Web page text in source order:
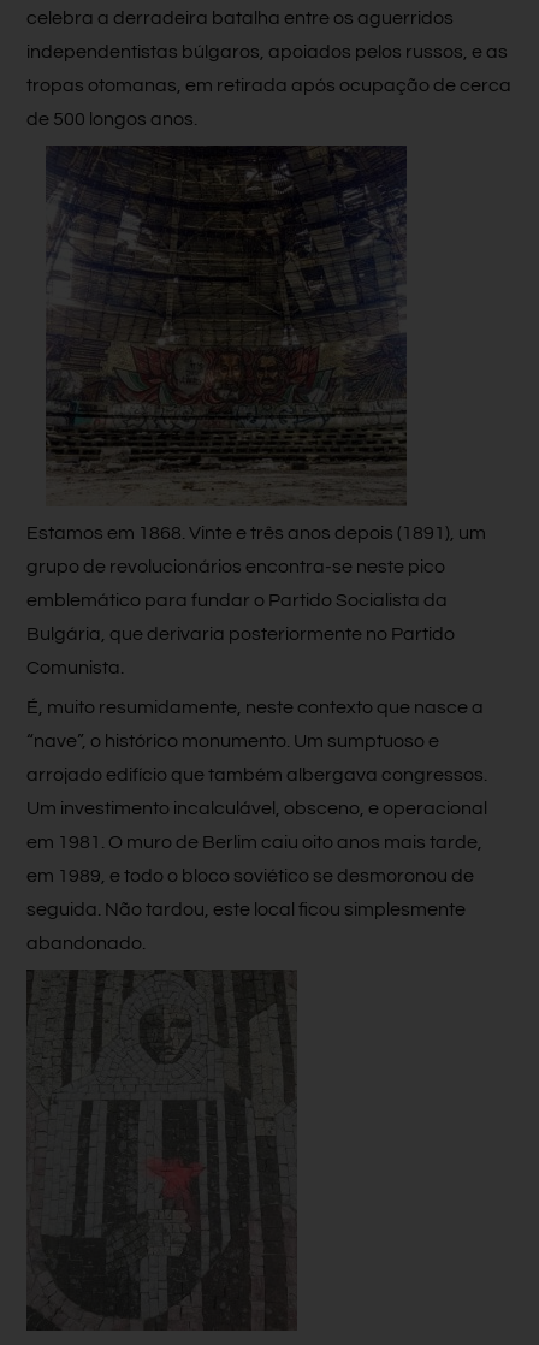
celebra a derradeira batalha entre os aguerridos
independentistas búlgaros, apoiados pelos russos, e as
tropas otomanas, em retirada após ocupação de cerca
de 500 longos anos.
Estamos em 1868. Vinte e três anos depois (1891), um
grupo de revolucionários encontra-se neste pico
emblemático para fundar o Partido Socialista da
Bulgária, que derivaria posteriormente no Partido
Comunista.
É, muito resumidamente, neste contexto que nasce a
“nave”, o histórico monumento. Um sumptuoso e
arrojado edifício que também albergava congressos.
Um investimento incalculável, obsceno, e operacional
em 1981. O muro de Berlim caiu oito anos mais tarde,
em 1989, e todo o bloco soviético se desmoronou de
seguida. Não tardou, este local ficou simplesmente
abandonado.